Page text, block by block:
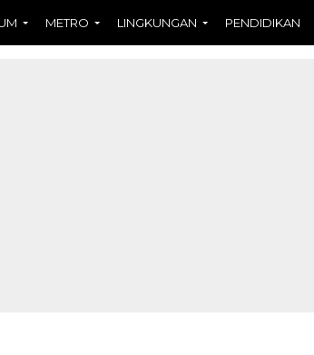
METRO LINGKUNGAN PENDIDIKAN